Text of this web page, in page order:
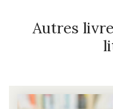
Autres